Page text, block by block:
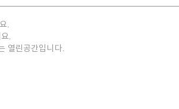
.
.
열린공간입니다.